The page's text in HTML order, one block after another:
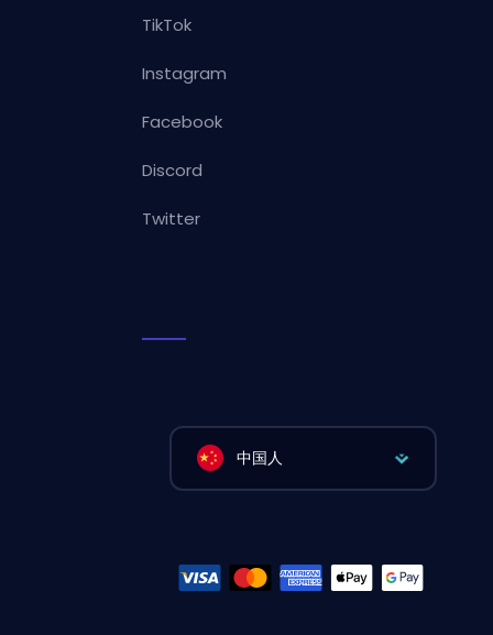
TikTok
Instagram
Facebook
Discord
Twitter
中国人